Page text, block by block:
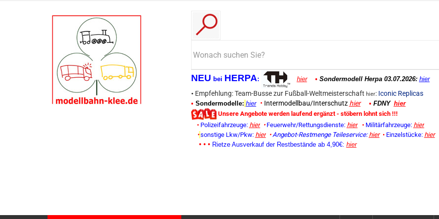
NEU bei HERPA: hier • Sondermodell Herpa 03.07.2026: hier
• Empfehlung: Team-Busse zur Fußball-Weltmeisterschaft hier: Iconic Replicas
• Sondermodelle: hier • Intermodellbau/Interschutz hier • FDNY hier
Unsere Angebote werden laufend ergänzt - stöbern lohnt sich !!!
•Polizeifahrzeuge: hier • Feuerwehr/Rettungsdienste: hier • Militärfahrzeuge: hier
• sonstige Lkw/Pkw: hier • Angebot-Restmenge Teileservice: hier • Einzelstücke: hier
• • • Rietze Ausverkauf der Restbestände ab 4,90€: hier